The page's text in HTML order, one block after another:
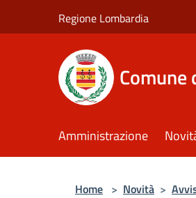
Regione Lombardia
Comune
Amministrazione
Home > Novità >